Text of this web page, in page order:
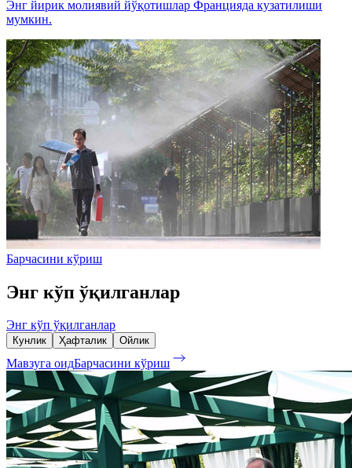
Энг йирик молиявий йўқотишлар Францияда кузатилиши
мумкин.
Барчасини кўриш
Энг кўп ўқилганлар
Энг кўп ўқилганлар
Кунлик Ҳафталик Ойлик
Мавзуга оидБарчасини кўриш